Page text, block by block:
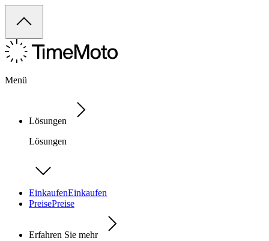
Menü
Lösungen
Lösungen
EinkaufenEinkaufen
PreisePreise
Erfahren Sie mehr